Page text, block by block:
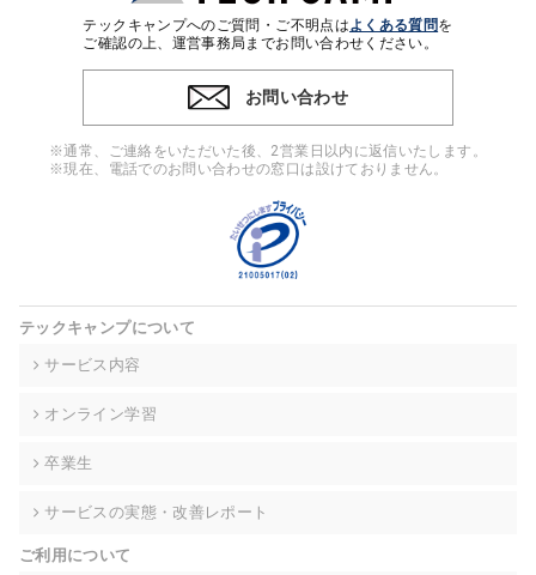
※上記の利用目的に基づいた本人への連絡及び配信について
4. 個人情報の第三者提供
ンをとるために、氏名等の一部の情報をサービス内で使用する
チャットツールで発信することにより、本サービスの他の利用
者等に提供することがあります。
当社は事業運営上、前項利用目的の範囲に限って個人情報を外
高い委託先を選定し、個人情報の適正管理・機密保持について
個人情報の開示等(利用目的の通知、開示、内容の訂正・追加・
て、下記の当社問合わせ窓口に申し出ることができます。その
的な期間内に対応いたします。ただし、申請が本人確認が不可
により、ご希望に添えない場合があります。 なお、アクセスロ
テックキャンプへのご質問・ご不明点はよくある質問を
ご確認の上、運営事務局までお問い合わせください。
お問い合わせ
※通常、ご連絡をいただいた後、2営業日以内に返信いたします。
※現在、電話でのお問い合わせの窓口は設けておりません。
テックキャンプについて
サービス内容
オンライン学習
卒業生
サービスの実態・改善レポート
ご利用について